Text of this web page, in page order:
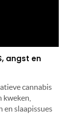
angst en
cannabis
en slaapissues